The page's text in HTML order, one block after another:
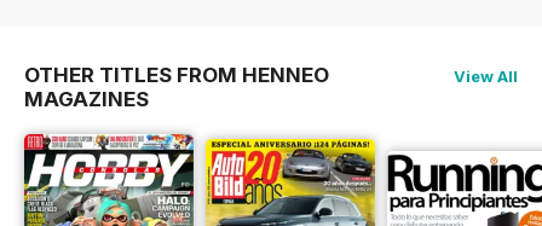
OTHER TITLES FROM HENNEO
MAGAZINES
View All